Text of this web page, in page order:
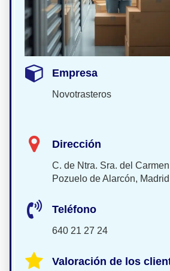
Empresa
Novotrasteros
Dirección
C. de Ntra. Sra. del
Pozuelo de Alarcón, Madrid
Teléfono
640 21 27 24
Valoración de los